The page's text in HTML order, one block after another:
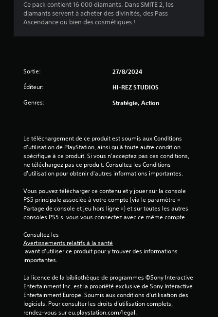
Ce pack contient 16 000 diamants. Dans SMITE 2, les
diamants servent à acheter des divinités, des Pass
Ascendance ou bien des cosmétiques !
Sortie: 27/8/2024
Éditeur: HI-REZ STUDIOS
Genres: Stratégie, Action
Le téléchargement de ce produit est soumis aux Conditions
d'utilisation de PlayStation, ainsi qu'à toute autre condition
spécifique à ce produit. Si vous n'acceptez pas ces conditions,
ne téléchargez pas ce produit. Consultez les Conditions
d'utilisation pour obtenir d'autres informations importantes.
Vous pouvez télécharger ce contenu et y jouer sur la console
PS5 principale associée à votre compte (via le paramètre «
Partage de console et jeu hors ligne ») et sur toutes les autres
consoles PS5 si vous vous connectez avec ce même compte.
Consultez les
Avertissements relatifs à la santé
importantes.
La licence de la bibliothèque de programmes ©Sony Interactive
Entertainment Inc. est la propriété exclusive de Sony Interactive
Entertainment Europe. Soumis aux conditions d’utilisation des
logiciels. Pour consulter les droits d’utilisation complets,
rendez-vous sur eu.playstation.com/legal.